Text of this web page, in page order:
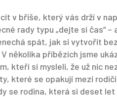
v břiše, který vás drží v
rady typu „dejte si čas“
spát, jak si vytvořit
několika příbězích jsme
kteří si mysleli, že už nic
které se opakují mezi
se rodina, která si deset